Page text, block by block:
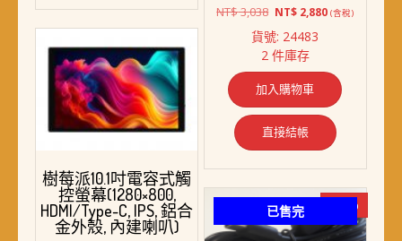
NT$3,038 原
價
格：
NT$ 3,038。
NT$ 2,880目
NT$ 2,880。
(含稅)
貨號: 24483
2 件庫存
加入購物車
直接結帳
樹莓派10.1吋電容式觸
控螢幕(1280×800,
HDMI/Type-C, IPS, 鋁合
金外殼, 內建喇叭)
已售完 -31%